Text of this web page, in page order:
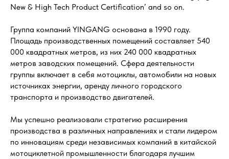
New & High Tech Product Certification’ and so on.
Группа компаний YINGANG основана в 1990 году.
Площадь производственных помещений составляет 540
000 квадратных метров, из них 240 000 квадратных
метров заводских помещений. Сфера деятельности
группы включает в себя мотоциклы, автомобили на новых
источниках энергии, аренду личного городского
транспорта и производство двигателей.
Мы успешно реализовали стратегию расширения
производства в различных направлениях и стали лидером
по инновациям среди независимых компаний в китайской
мотоциклетной промышленности благодаря лучшим